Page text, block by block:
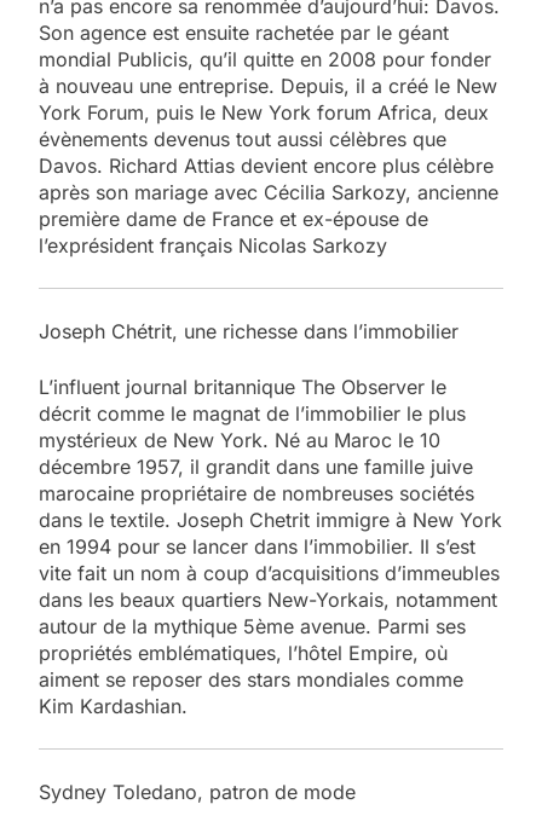
n’a pas encore sa renommée d’aujourd’hui: Davos.
Son agence est ensuite rachetée par le géant
mondial Publicis, qu’il quitte en 2008 pour fonder
à nouveau une entreprise. Depuis, il a créé le New
York Forum, puis le New York forum Africa, deux
évènements devenus tout aussi célèbres que
Davos. Richard Attias devient encore plus célèbre
après son mariage avec Cécilia Sarkozy, ancienne
première dame de France et ex-épouse de
l’exprésident français Nicolas Sarkozy
Joseph Chétrit, une richesse dans l’immobilier
L’influent journal britannique The Observer le
décrit comme le magnat de l’immobilier le plus
mystérieux de New York. Né au Maroc le 10
décembre 1957, il grandit dans une famille juive
marocaine propriétaire de nombreuses sociétés
dans le textile. Joseph Chetrit immigre à New York
en 1994 pour se lancer dans l’immobilier. Il s’est
vite fait un nom à coup d’acquisitions d’immeubles
dans les beaux quartiers New-Yorkais, notamment
autour de la mythique 5ème avenue. Parmi ses
propriétés emblématiques, l’hôtel Empire, où
aiment se reposer des stars mondiales comme
Kim Kardashian.
Sydney Toledano, patron de mode